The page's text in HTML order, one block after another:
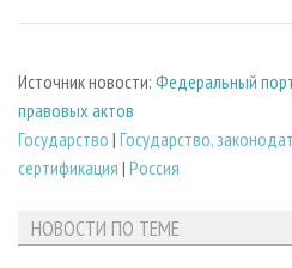
Источник новости: Федеральный
правовых актов
Государство | Государство,
сертификация | Россия
НОВОСТИ ПО ТЕМЕ